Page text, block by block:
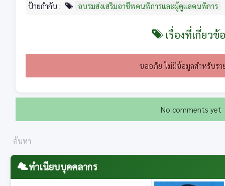
ป้ายกำกับ : อบรมส่งเสริมอาชีพคนพิการและผู้ดูแลคนพิการ
เรื่องที่เกี่ยวข้
ขออภัย ไม่มีข้อมูลสำหรับรา
No comments yet
ทำเนียบบุคคลากร